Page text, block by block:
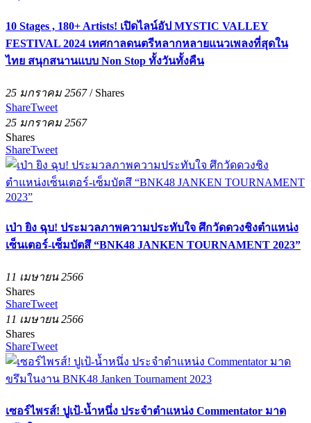
10 Stages , 180+ Artists! เปิดไลน์อัป MYSTIC VALLEY
FESTIVAL 2024 เทศกาลดนตรีหลากหลายแนวเพลงที่สุดใน
ไทย สนุกสนานแบบ Non Stop ทั้งวันทั้งคืน
25 มกราคม 2567/ Shares
ShareTweet
25 มกราคม 2567
Shares
ShareTweet
เป่า ยิง ฉุบ! ประมวลภาพความประทับใจ ศึกวัดดวงชิงตำแหน่ง
เซ็นเตอร์-เซ็มบัตสึ “BNK48 JANKEN TOURNAMENT 2023”
11 เมษายน 2566
Shares
ShareTweet
11 เมษายน 2566
Shares
ShareTweet
เซอร์ไพรส์! ปูเป้-น้ำหนึ่ง ประจำตำแหน่ง Commentator มาด